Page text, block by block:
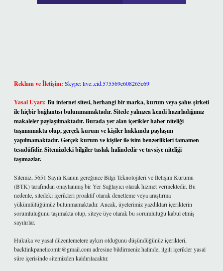
Reklam ve İletişim: Skype: live:.cid.575569c608265c69
Yasal Uyarı: Bu internet sitesi, herhangi bir marka, kurum veya şahıs şirketi
ile hiçbir bağlantısı bulunmamaktadır. Sitede yalnızca kendi hazırladığımız
makaleler paylaşılmaktadır. Burada yer alan içerikler haber niteliği
taşımamakta olup, gerçek kurum ve kişiler hakkında paylaşım
yapılmamaktadır. Gerçek kurum ve kişiler ile isim benzerlikleri tamamen
tesadüfidir. Sitemizdeki bilgiler taslak halindedir ve tavsiye niteliği
taşımazlar.
Sitemiz, 5651 Sayılı Kanun gereğince Bilgi Teknolojileri ve İletişim Kurumu
(BTK) tarafından onaylanmış bir Yer Sağlayıcı olarak hizmet vermektedir. Bu
nedenle, sitedeki içerikleri proaktif olarak denetleme veya araştırma
yükümlülüğümüz bulunmamaktadır. Ancak, üyelerimiz yazdıkları içeriklerin
sorumluluğunu taşımakta olup, siteye üye olarak bu sorumluluğu kabul etmiş
sayılırlar.
Hukuka ve yasal düzenlemelere aykırı olduğunu düşündüğünüz içerikleri,
backlinkpanelicomtr@gmail.comadresine bildirmeniz halinde, ilgili içerikler yasal
süre içerisinde sitemizden kaldırılacaktır.